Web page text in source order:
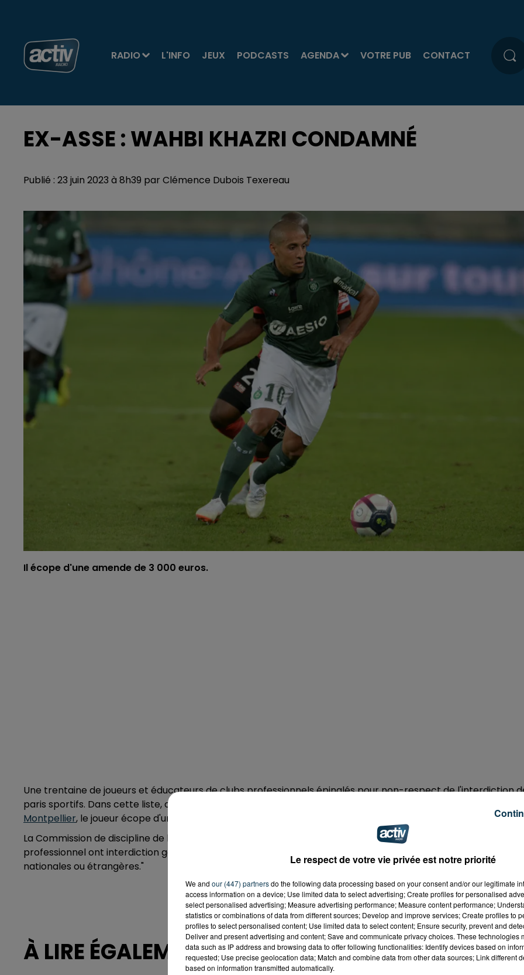
RADIO L'INFO JEUX PODCASTS AGENDA VOTRE PUB CONTACT
EX-ASSE : WAHBI KHAZRI CONDAMNÉ
Publié : 23 juin 2023 à 8h39 par Clémence Dubois Texereau
Il écope d'une amende de 3 000 euros.
Une trentaine de joueurs et éducateurs de clubs professionnels épinglés pour non-respect de l'interdiction
paris sportifs. Dans cette liste, on retrouve notamment Wahbi Khazri passé par l'ASSE.
Montpellier, le joueur écope d'une amende de 3 000 euros. Une sanction qui prend effet le 27 juin.
La Commission de discipline de la Ligue de foot pro rappelle par ailleurs que "les joueurs de football
professionnel ont interdiction générale de parier sur toutes les compétitions de football qu'elles soient
nationales ou étrangères."
À LIRE ÉGALEMENT
Le respect de votre vie privée est notre priorité
We and our (447) partnersdo the following data processing based on your consent and/or our legitimate
access information on a device; Use limited data to select advertising; Create profiles for personalised
select personalised advertising; Measure advertising performance; Measure content performance;
statistics or combinations of data from different sources; Develop and improve services; Create profiles to
profiles to select personalised content; Use limited data to select content; Ensure security, prevent and
Deliver and present advertising and content; Save and communicate privacy choices. These technologies
data such as IP address and browsing data to offer following functionalities: Identify devices based on
requested; Use precise geolocation data; Match and combine data from other data sources; Link different
based on information transmitted automatically.